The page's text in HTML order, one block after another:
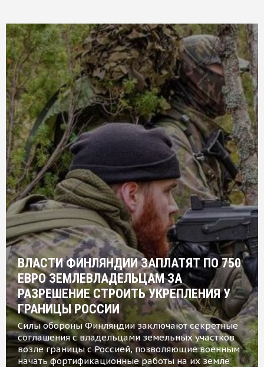
ВЛАСТИ ФИНЛЯНДИИ ЗАПЛАТЯТ ПО 750
ЕВРО ЗЕМЛЕВЛАДЕЛЬЦАМ ЗА
РАЗРЕШЕНИЕ СТРОИТЬ УКРЕПЛЕНИЯ У
ГРАНИЦЫ РОССИИ
Силы обороны Финляндии заключают секретные
соглашения с владельцами земельных участков
возле границы с Россией, позволяющие военным
начать фортификационные работы на их земле